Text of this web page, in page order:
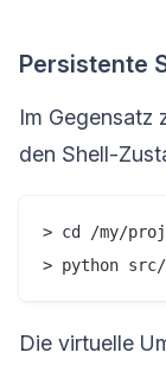
Persistente
Im Gegensatz
den Shell-
> cd /my/
> python
Die virtuelle